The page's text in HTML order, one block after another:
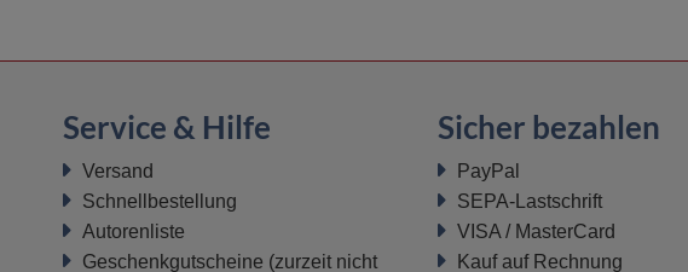
Service & Hilfe
Versand
Schnellbestellung
Autorenliste
Geschenkgutscheine (zurzeit nicht
Sicher bezahlen
PayPal
SEPA-Lastschrift
VISA / MasterCard
Kauf auf Rechnung